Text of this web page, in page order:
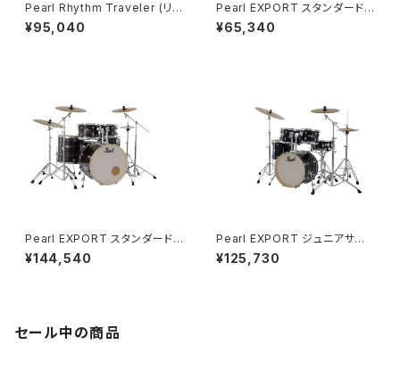
Pearl Rhythm Traveler (リズ
ムトラベラー) Version.4 ハー
ドウェア付き シンバル無し RT-
¥95,040
Pearl EXPORT スタンダードサ
イズ シェルパック 22BD 10T 1
2T 16FT 14SD EXX725SPN/
¥65,340
Pearl EXPORT スタンダードサ
イズ 2クラッシュ仕様 22BD 10
T 12T 16FT 14SD / シンバル・
¥144,540
Pearl EXPORT ジュニアサイ
ズ 18BD 10T 12T 14FT 13SD
/ シンバル・ハードウェア付き EX
¥125,730
セール中の商品